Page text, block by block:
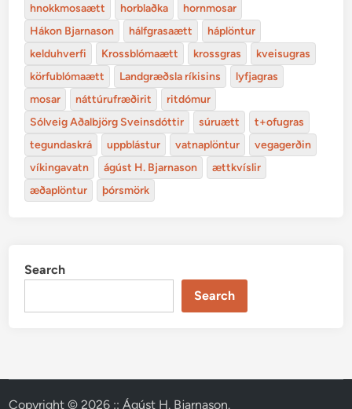
hnokkmosaætt
horblaðka
hornmosar
Hákon Bjarnason
hálfgrasaætt
háplöntur
kelduhverfi
Krossblómaætt krossgras
kveisugras
körfublómaætt
Landgræðsla ríkisins
lyfjagras
mosar
náttúrufræðirit
ritdómur
Sólveig Aðalbjörg Sveinsdóttir
súruætt
t+ofugras
tegundaskrá
uppblástur vatnaplöntur
vegagerðin
víkingavatn
ágúst H. Bjarnason
ættkvíslir
æðaplöntur
þórsmörk
Search
Search
Copyright © 2026 :: Ágúst H. Bjarnason.